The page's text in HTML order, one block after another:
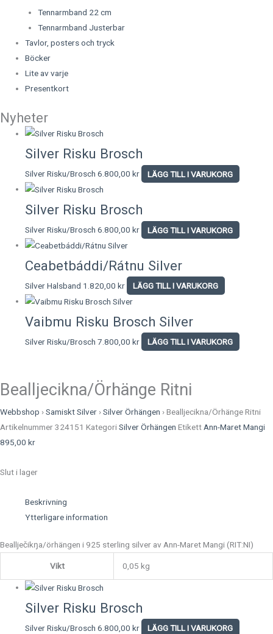
Tennarmband 22 cm
Tennarmband Justerbar
Tavlor, posters och tryck
Böcker
Lite av varje
Presentkort
Nyheter
Silver Risku Brosch
Silver Risku/Brosch6.800,00kr LÄGG TILL I VARUKORG
Silver Risku Brosch
Silver Risku/Brosch6.800,00kr LÄGG TILL I VARUKORG
Ceabetbáddi/Rátnu Silver
Silver Halsband 1.820,00kr LÄGG TILL I VARUKORG
Vaibmu Risku Brosch Silver
Silver Risku/Brosch7.800,00kr LÄGG TILL I VARUKORG
Bealljecikna/Örhänge Ritni
Webbshop ›Samiskt Silver ›Silver Örhängen ›Bealljecikna/Örhänge Ritni
Artikelnummer324151 KategoriSilver Örhängen Etikett Ann-Maret Mangi
895,00 kr
Slut i lager
Beskrivning
Ytterligare information
Beallječikŋa/örhängen i 925 sterling silver av Ann-Maret Mangi (RIT:NI)
Vikt 0,05 kg
Silver Risku Brosch
Silver Risku/Brosch6.800,00kr LÄGG TILL I VARUKORG